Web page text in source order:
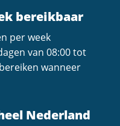
bereikbaar
per week
van 08:00 tot
wanneer
Nederland